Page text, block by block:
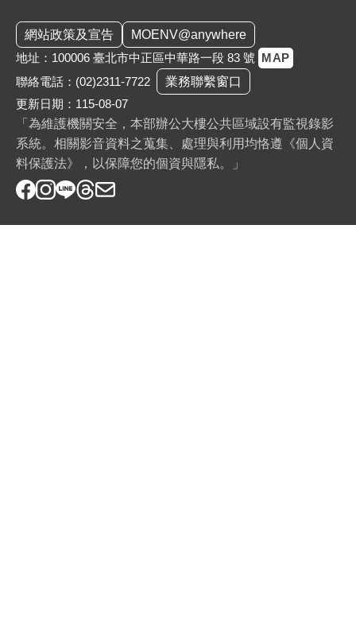
網站政策及宣告
MOENV@anywhere
地址：100006 臺北市中正區中華路一段 83 號
MAP
聯絡電話： (02)2311-7722
業務聯繫窗口
更新日期：115-08-07
「為維護機關安全，本部辦公大樓公共區域設有監視錄影
系統。相關影音資料之蒐集、處理與利用均恪遵《個人資
料保護法》，以保障您的個資與隱私。」